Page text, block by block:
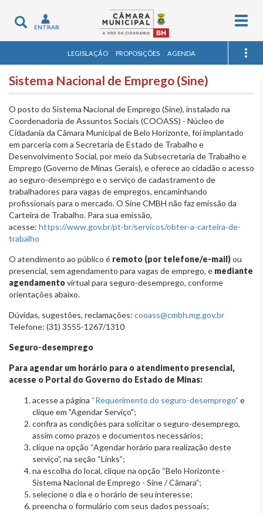
Toggle
navigation
ENTRAR
LEGISLAÇÃO PROPOSIÇÕES AGENDA
Sistema Nacional de Emprego (Sine)
O posto do Sistema Nacional de Emprego (Sine), instalado na
Coordenadoria de Assuntos Sociais (COOASS) - Núcleo de
Cidadania da Câmara Municipal de Belo Horizonte, foi implantado
em parceria com a Secretaria de Estado de Trabalho e
Desenvolvimento Social, por meio da Subsecretaria de Trabalho e
Emprego (Governo de Minas Gerais), e oferece ao cidadão o acesso
ao seguro-desemprego e o serviço de cadastramento de
trabalhadores para vagas de empregos, encaminhando
profissionais para o mercado. O Sine CMBH não faz emissão da
Carteira de Trabalho. Para sua emissão,
acesse: https://www.gov.br/pt-br/servicos/obter-a-carteira-de-
trabalho
O atendimento ao público é remoto (por telefone/e-mail)ou
presencial, sem agendamento para vagas de emprego, e mediante
agendamentovirtual para seguro-desemprego, conforme
orientações abaixo.
Dúvidas, sugestões, reclamações: cooass@cmbh.mg.gov.br
Telefone: (31) 3555-1267/1310
Seguro-desemprego
Para agendar um horário para o atendimento presencial,
acesse o Portal do Governo do Estado de Minas:
acesse a página “Requerimento do seguro-desemprego” e
clique em "Agendar Serviço";
confira as condições para solicitar o seguro-desemprego,
assim como prazos e documentos necessários;
clique na opção “Agendar horário para realização deste
serviço”, na seção “Links”;
na escolha do local, clique na opção “Belo Horizonte -
Sistema Nacional de Emprego - Sine / Câmara”;
selecione o dia e o horário de seu interesse;
preencha o formulário com seus dados pessoais;